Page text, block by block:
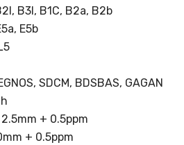
B3I, B1C, B2a, B2b
E5b
SDCM, BDSBAS, GAGAN
+ 0.5ppm
+ 0.5ppm